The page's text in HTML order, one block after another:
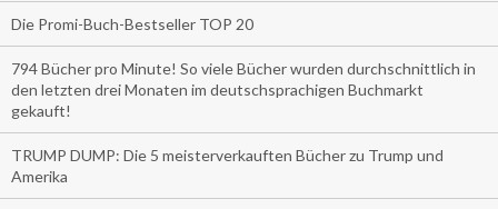
Die Promi-Buch-Bestseller TOP 20
794 Bücher pro Minute! So viele Bücher wurden durchschnittlich in
den letzten drei Monaten im deutschsprachigen Buchmarkt
gekauft!
TRUMP DUMP: Die 5 meisterverkauften Bücher zu Trump und
Amerika